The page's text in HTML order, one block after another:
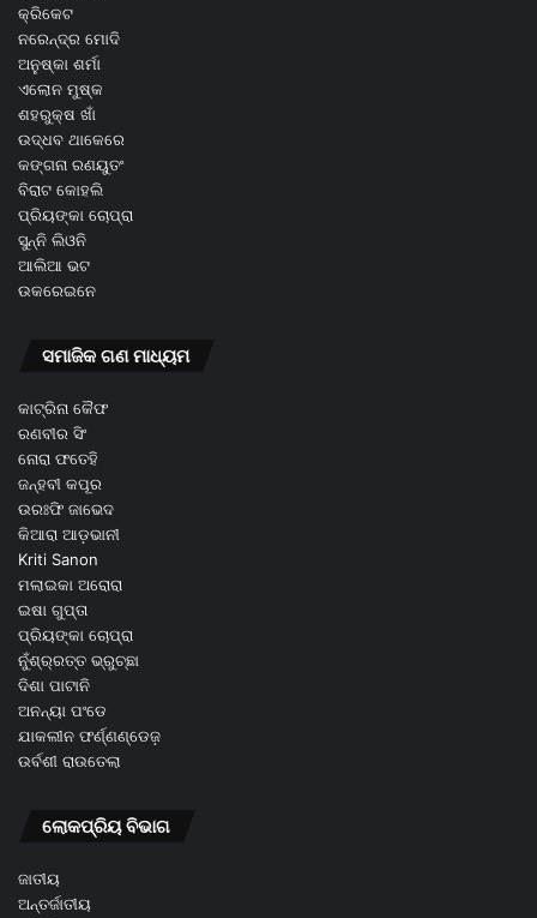
କ୍ରିକେଟ
ନରେନ୍ଦ୍ର ମୋଦି
ଅନୁଷ୍କା ଶର୍ମା
ଏଲୋନ ମୁଷ୍କ
ଶହରୁକ୍ଷ ଖାଁ
ଉଦ୍ଧବ ଥାକେରେ
କଙ୍ଗନା ରଣୟୁତଂ
ବିରାଟ କୋହଲି
ପ୍ରିୟଙ୍କା ଚୋପ୍ରା
ସୁନ୍ନି ଲିଓନି
ଆଲିଆ ଭଟ
ଉକରେଇନେ
ସମାଜିକ ଗଣ ମାଧ୍ୟମ
କାଟ୍ରିନା କୈଫ
ରଣବୀର ସିଂ
ନୋରା ଫତେହି
ଜନ୍ହବୀ କପୂର
ଉରଃଫି ଜାଭେଦ
କିଆରା ଆଡ଼ଭାନୀ
Kriti Sanon
ମଲାଇକା ଅରୋରା
ଇଷା ଗୁପ୍ତା
ପ୍ରିୟଙ୍କା ଚୋପ୍ରା
ନୁଁଶ୍ର୍ରତ୍ତ ଭ୍ରୁଚ୍ଛା
ଦିଶା ପାଟାନି
ଅନନ୍ୟା ପଂଡେ
ଯାକଲୀନ ଫର୍ଣ୍ଣଣ୍ଡେଜ଼
ଉର୍ବଶୀ ରାଉତେଲା
ଲୋକପ୍ରିୟ ବିଭାଗ
ଜାତୀୟ
ଅନ୍ତର୍ଜାତୀୟ